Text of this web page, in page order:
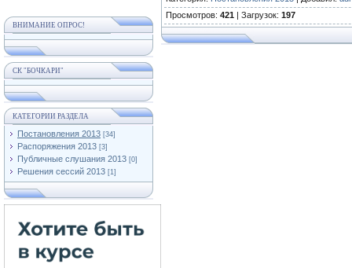
ВНИМАНИЕ ОПРОС!
СК "БОЧКАРИ"
КАТЕГОРИИ РАЗДЕЛА
Постановления 2013 [34]
Распоряжения 2013 [3]
Публичные слушания 2013 [0]
Решения сессий 2013 [1]
Просмотров: 421 | Загрузок: 197